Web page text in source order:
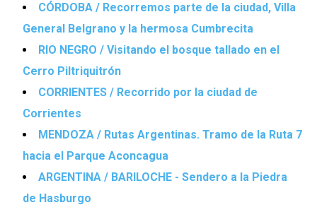
CÓRDOBA / Recorremos parte de la ciudad, Villa
General Belgrano y la hermosa Cumbrecita
RIO NEGRO / Visitando el bosque tallado en el
Cerro Piltriquitrón
CORRIENTES / Recorrido por la ciudad de
Corrientes
MENDOZA / Rutas Argentinas. Tramo de la Ruta 7
hacia el Parque Aconcagua
ARGENTINA / BARILOCHE - Sendero a la Piedra
de Hasburgo